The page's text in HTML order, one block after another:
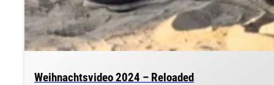
Weihnachtsvideo 2024 – Reloaded